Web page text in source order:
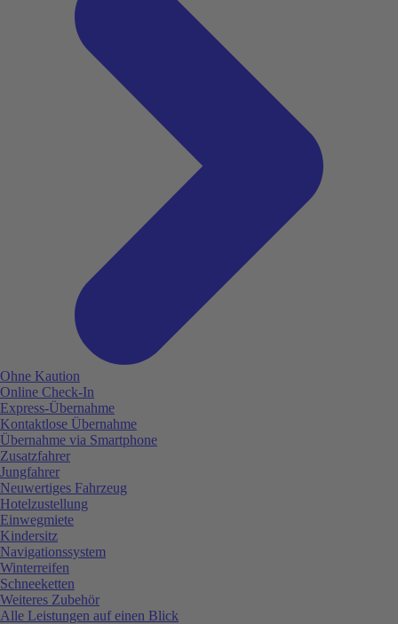
Ohne Kaution
Online Check-In
Express-Übernahme
Kontaktlose Übernahme
Übernahme via Smartphone
Zusatzfahrer
Jungfahrer
Neuwertiges Fahrzeug
Hotelzustellung
Einwegmiete
Kindersitz
Navigationssystem
Winterreifen
Schneeketten
Weiteres Zubehör
Alle Leistungen auf einen Blick